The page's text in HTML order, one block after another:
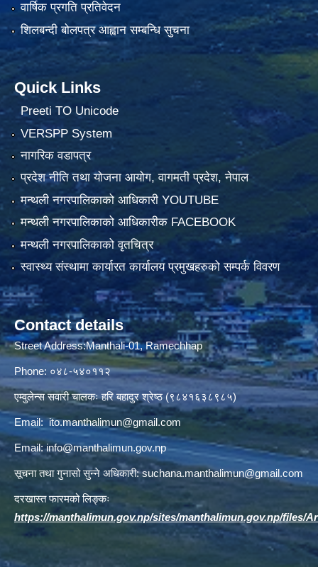
वार्षिक प्रगति प्रतिवेदन
शिलबन्दी बोलपत्र आह्वान सम्बन्धि सुचना
Quick Links
Preeti TO Unicode
VERSPP System
नागरिक वडापत्र
प्रदेश नीति तथा योजना आयोग, वागमती प्रदेश, नेपाल
मन्थली नगरपालिकाको आधिकारी YOUTUBE
मन्थली नगरपालिकाको आधिकारीक FACEBOOK
मन्थली नगरपालिकाको वृतचित्र
स्वास्थ्य संस्थामा कार्यारत कार्यालय प्रमुखहरुको सम्पर्क विवरण
Contact details
Street Address:Manthali-01, Ramechhap
Phone: ०४८-५४०११२
एम्वुलेन्स सवारी चालकः हरि बहादुर श्रेष्ठ (९८४१६३८९८५)
Email:ito.manthalimun@gmail.com
Email:info@manthalimun.gov.np
सूचना तथा गुनासो सुन्ने अधिकारी:suchana.manthalimun@gmail.com
दरखास्त फारमको लिङ्कः
https://manthalimun.gov.np/sites/manthalimun.gov.np/files/